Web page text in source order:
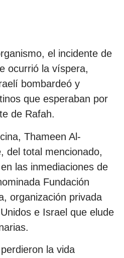
el incidente de
ocurrió la víspera,
bombardeó y
que esperaban por
de Rafah.
Thameen Al-
del total mencionado,
las inmediaciones de
Fundación
organización privada
e Israel que elude
la vida